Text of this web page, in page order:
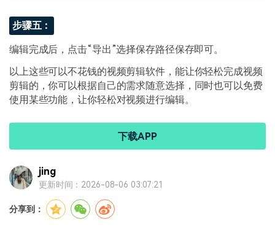
步骤五：
编辑完成后，点击“导出”选择保存路径保存即可。
以上这些可以不花钱的视频剪辑软件，能让你轻松完成视频
剪辑的，你可以根据自己的需求随意选择，同时也可以免费
使用某些功能，让你轻松对视频进行编辑。
下载APP
jing
更新时间：2026-08-06 03:07:21
分享到：